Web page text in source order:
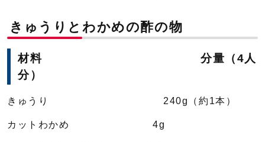
きゅうりとわかめの酢の物
材料 分量（4人
分）
きゅうり 240g（約1本）
カットわかめ 4g